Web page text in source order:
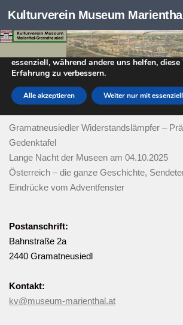
Skip to content
DER KULTURVEREIN
Gramatneusiedler Widerstandslämpfer –
Gedenktafel
Lange Nacht der Museen am 04.10.2025
Österreich – die ganze Geschichte,
Eindrücke vom Adventfenster
Postanschrift:
Bahnstraße 2a
2440 Gramatneusiedl
Kontakt:
kv@museum-marienthal.at
Datenschutzeinstellungen
Wir nutzen Cookies auf unserer Website.
essenziell, während andere uns helfen,
Erfahrung zu verbessern.
Alle akzeptieren Weiter nur mit